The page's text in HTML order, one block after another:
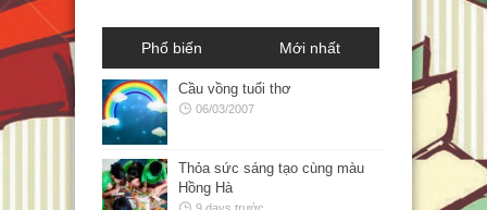
Phổ biến Mới nhất
Cầu vồng tuổi thơ
06/03/2007
Thỏa sức sáng tạo cùng màu
Hồng Hà